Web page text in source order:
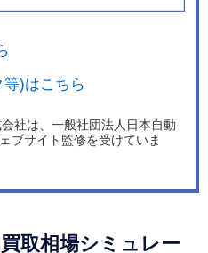
)はこちら
社は、一般社団法人日本自動
ブサイト監修を受けていま
取相場シミュレー